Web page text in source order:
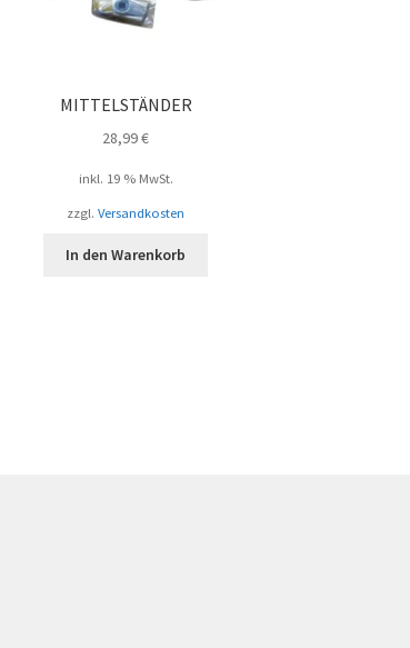
MITTELSTÄNDER
28,99€
inkl. 19 % MwSt.
zzgl.Versandkosten
In den Warenkorb